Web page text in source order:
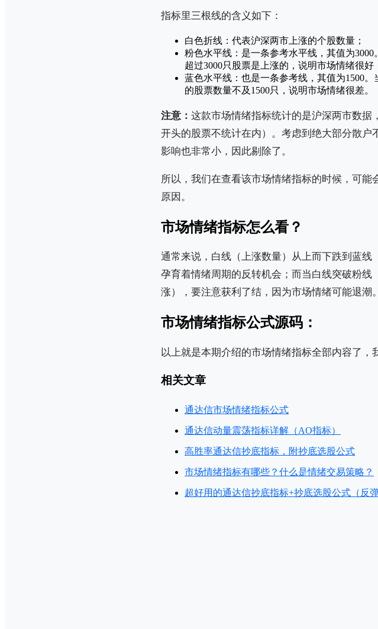
指标里三根线的含义如下：
白色折线：代表沪深两市上涨的个股数量；
粉色水平线：是一条参考水平线，其值为
超过3000只股票是上涨的，说明市场情绪很好
蓝色水平线：也是一条参考线，其值为1500
的股票数量不及1500只，说明市场情绪很差。
注意： 这款市场情绪指标统计的是沪深两市数
开头的股票不统计在内）。考虑到绝大部分散
影响也非常小，因此剔除了。
所以，我们在查看该市场情绪指标的时候，可
原因。
市场情绪指标怎么看？
通常来说，白线（上涨数量）从上而下跌到蓝
孕育着情绪周期的反转机会；而当白线突破粉
涨），要注意获利了结，因为市场情绪可能退潮。
市场情绪指标公式源码：
以上就是本期介绍的市场情绪指标全部内容了，
相关文章
通达信市场情绪指标公式
通达信动量震荡指标详解（AO指标）
高胜率通达信抄底指标，附抄底选股公式
市场情绪指标有哪些？什么是情绪交易策略？
超好用的通达信抄底指标+抄底选股公式（反